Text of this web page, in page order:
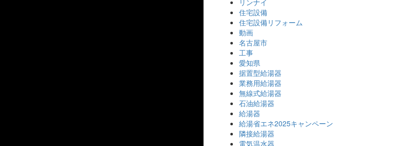
リンナイ
住宅設備
住宅設備リフォーム
動画
名古屋市
工事
愛知県
据置型給湯器
業務用給湯器
無線式給湯器
石油給湯器
給湯器
給湯省エネ2025キャンペーン
隣接給湯器
電気温水器